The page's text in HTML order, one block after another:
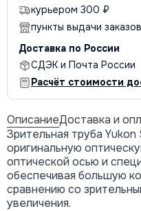
курьером 300 ₽
пункты выдачи заказов
Доставка по России
СДЭК и Почта России
Расчёт стоимости
ОписаниеДоставка и
Зрительная труба
оригинальную
оптической осью и
обеспечивая большую
сравнению со
увеличения.